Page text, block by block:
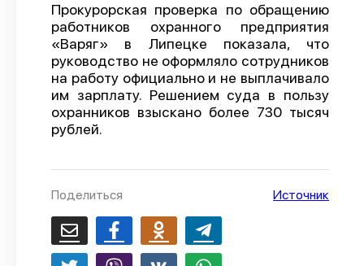
Трудовые конфликты
Отчеты
Предложить публикацию
Справочник
Прокурорская проверка по обращению
работников охранного предприятия
«Варяг» в Липецке показала, что
руководство не оформляло сотрудников
на работу официально и не выплачивало
им зарплату. Решением суда в пользу
охранников взыскано более 730 тысяч
рублей.
Поделиться Источник